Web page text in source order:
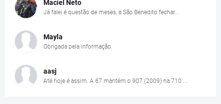
Maciel Neto
Já falei é questão de meses, a São Benedito fechar...
Mayla
Obrigada pela informação.
aasj
Até hoje é assim. A 67 mantém o 907 (2009) na 710....